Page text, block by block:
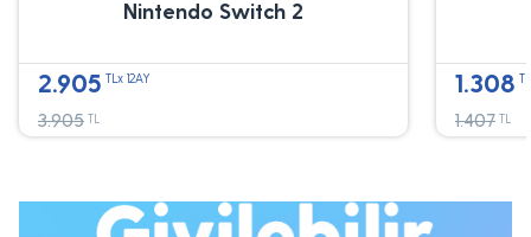
Nintendo Switch 2
2.905 TLx 12AY
3.905 TL
1.308
1.407 TL